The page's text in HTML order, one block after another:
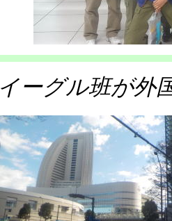
イーグル班が外